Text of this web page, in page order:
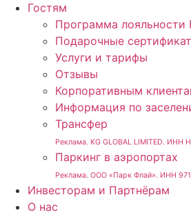
Гостям
Программа лояльности
Подарочные
Услуги и тарифы
Отзывы
Корпоративным
Информация по
Трансфер
Реклама. KG GLOBAL LIMITED. ИНН
Паркинг в аэропортах
Реклама. ООО «Парк Флай». ИНН
Инвесторам и Партнёрам
О нас